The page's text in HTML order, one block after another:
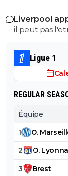
abruti qui
gagner des
toi abruti
Liverpool
il peut pas
Ligue 1
REGULAR
Équipe
1 O.
2 O.
3 Brest